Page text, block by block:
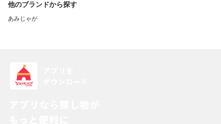
他のブランドから探す
あみじゃが